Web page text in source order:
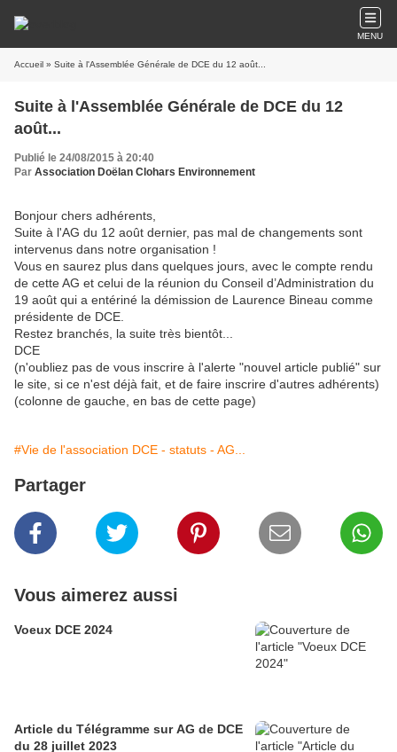
MENU
Accueil » Suite à l'Assemblée Générale de DCE du 12 août...
Suite à l'Assemblée Générale de DCE du 12
août...
Publié le 24/08/2015 à 20:40
Par Association Doëlan Clohars Environnement
Bonjour chers adhérents,
Suite à l'AG du 12 août dernier, pas mal de changements sont
intervenus dans notre organisation !
Vous en saurez plus dans quelques jours, avec le compte rendu
de cette AG et celui de la réunion du Conseil d’Administration du
19 août qui a entériné la démission de Laurence Bineau comme
présidente de DCE.
Restez branchés, la suite très bientôt...
DCE
(n'oubliez pas de vous inscrire à l'alerte "nouvel article publié" sur
le site, si ce n'est déjà fait, et de faire inscrire d'autres adhérents)
(colonne de gauche, en bas de cette page)
#Vie de l'association DCE - statuts - AG...
Partager
Vous aimerez aussi
Voeux DCE 2024
Article du Télégramme sur AG de DCE
du 28 juillet 2023